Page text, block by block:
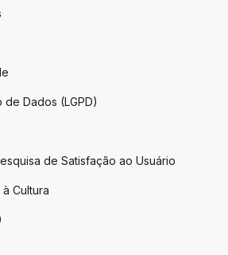
Dados (LGPD)
de Satisfação ao Usuário
Cultura